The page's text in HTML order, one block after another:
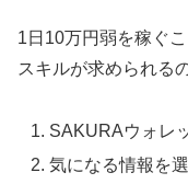
1日10万円弱を稼ぐ
スキルが求められる
SAKURAウォレ
気になる情報を